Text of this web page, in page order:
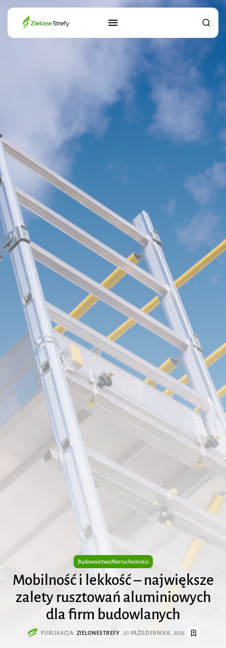
Budownictwo/Nieruchomości
Mobilność i lekkość – największe
zalety rusztowań aluminiowych
dla firm budowlanych
PUBLIKACJA: ZIELONESTREFY 20 PAŹDZIERNIKA, 2025